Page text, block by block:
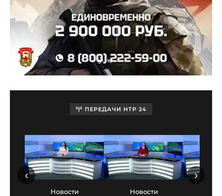
ПЕРЕДАЧИ НТР 24
Новости
Новости
‹ ›